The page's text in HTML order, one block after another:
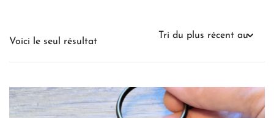
Voici le seul résultat